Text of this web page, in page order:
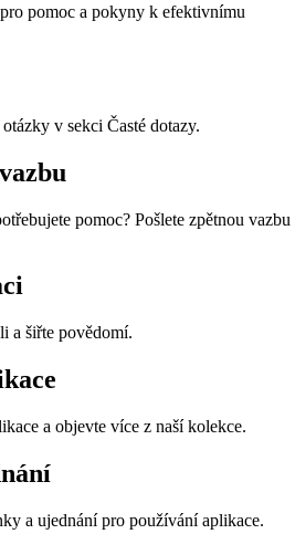
pomoc a pokyny k efektivnímu
v sekci Časté dotazy.
pomoc? Pošlete zpětnou vazbu
a šiřte povědomí.
a objevte více z naší kolekce.
a ujednání pro používání aplikace.